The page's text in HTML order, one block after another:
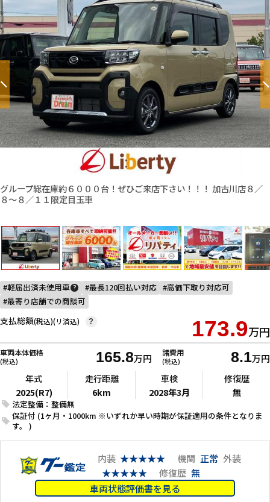
グループ総在庫約６０００台！ぜひご来店下さい！！！ 加古川店８／
８〜８／１１限定目玉車
軽届出済未使用車 ? 最長120回払い対応
高価下取り対応可
最寄り店舗での商談可
支払総額(税込)(リ済込) 173.9万円
?
車両本体価格
(税込) 165.8万円 諸費用
(税込) 8.1万円
法定整備：整備無
保証付 (1ヶ月・1000km ※いずれか早い時期が保証適用の条件となりま
す。 )
年式
2025(R7)
走行距離
6km
車検
2028年3月
修復歴
無
内装 ★★★★★ 機関 正常 外装
★★★★★
修復歴 無
車両状態評価書を見る